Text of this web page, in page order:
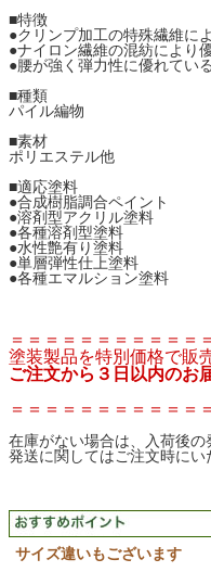
■特徴
●クリンプ加工の特殊繊維に
●ナイロン繊維の混紡により
●腰が強く弾力性に優れてい
■種類
パイル編物
■素材
ポリエステル他
■適応塗料
●合成樹脂調合ペイント
●溶剤型アクリル塗料
●各種溶剤型塗料
●水性艶有り塗料
●単層弾性仕上塗料
●各種エマルション塗料
＝＝＝＝＝＝＝＝＝＝＝
塗装製品を特別価格で販
ご注文から３日以内のお
＝＝＝＝＝＝＝＝＝＝＝
在庫がない場合は、入荷後の
発送に関してはご注文時に
サイズ違いもございます